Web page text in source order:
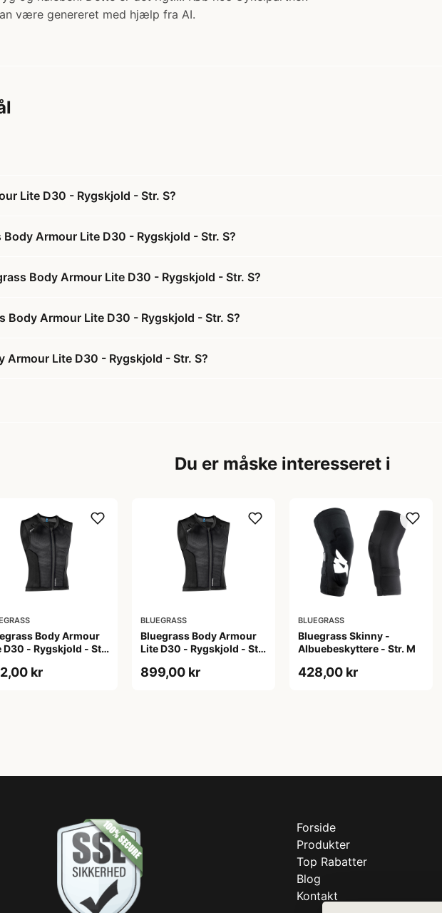
være genereret med hjælp fra AI.
Lite D30 - Rygskjold - Str. S?
Armour Lite D30 - Rygskjold - Str. S?
Body Armour Lite D30 - Rygskjold - Str. S?
Body Armour Lite D30 - Rygskjold - Str. S?
Armour Lite D30 - Rygskjold - Str. S?
Du er måske interesseret i
Body Armour
D30 - Rygskjold - Str.
kr
BLUEGRASS
Bluegrass Body Armour
Lite D30 - Rygskjold - Str.
899,00 kr
BLUEGRASS
Bluegrass Skinny -
Albuebeskyttere - Str. M
428,00 kr
Forside
Produkter
Top Rabatter
Blog
Kontakt